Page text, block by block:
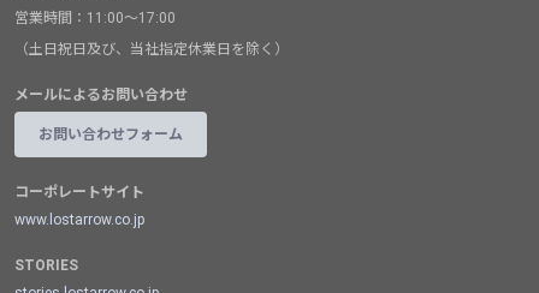
営業時間：11:00～17:00
（土日祝日及び、当社指定休業日を除く）
メールによるお問い合わせ
お問い合わせフォーム
コーポレートサイト
www.lostarrow.co.jp
STORIES